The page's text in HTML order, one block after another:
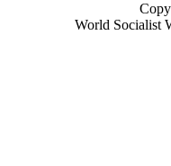
World Socialist